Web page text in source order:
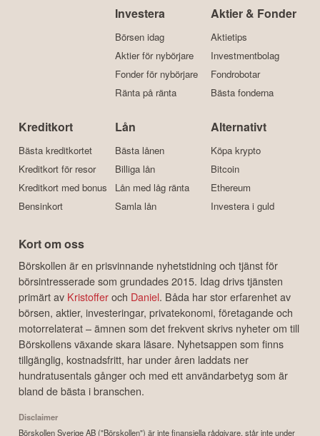
Investera
Börsen idag
Aktier för nybörjare
Fonder för nybörjare
Ränta på ränta
Aktier & Fonder
Aktietips
Investmentbolag
Fondrobotar
Bästa fonderna
Kreditkort
Bästa kreditkortet
Kreditkort för resor
Kreditkort med bonus
Bensinkort
Lån
Bästa lånen
Billiga lån
Lån med låg ränta
Samla lån
Alternativt
Köpa krypto
Bitcoin
Ethereum
Investera i guld
Kort om oss
Börskollen är en prisvinnande nyhetstidning och tjänst för
börsintresserade som grundades 2015. Idag drivs tjänsten
primärt av Kristofferoch Daniel. Båda har stor erfarenhet av
börsen, aktier, investeringar, privatekonomi, företagande och
motorrelaterat – ämnen som det frekvent skrivs nyheter om till
Börskollens växande skara läsare. Nyhetsappen som finns
tillgänglig, kostnadsfritt, har under åren laddats ner
hundratusentals gånger och med ett användarbetyg som är
bland de bästa i branschen.
Disclaimer
Börskollen Sverige AB ("Börskollen") är inte finansiella rådgivare, står inte under